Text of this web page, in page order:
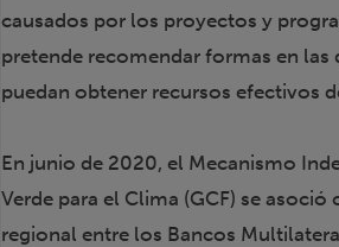
causados por los proyectos y
pretende recomendar formas en
puedan obtener recursos efectivos
En junio de 2020, el Mecanismo
Verde para el Clima (GCF) se
regional entre los Bancos